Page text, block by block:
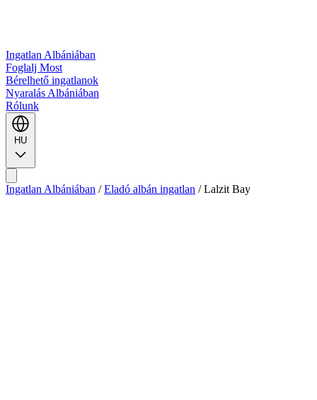
Ingatlan Albániában
Foglalj Most
Bérelhető ingatlanok
Nyaralás Albániában
Rólunk
HU
Ingatlan Albániában / Eladó albán ingatlan / Lalzit Bay